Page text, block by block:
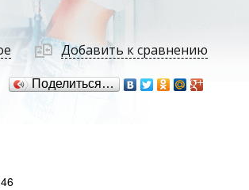
Добавить к сравнению
Поделиться…